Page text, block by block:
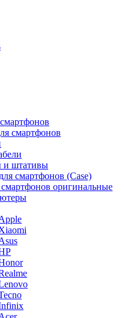
смартфонов
штативы
смартфонов (Case)
оригинальные